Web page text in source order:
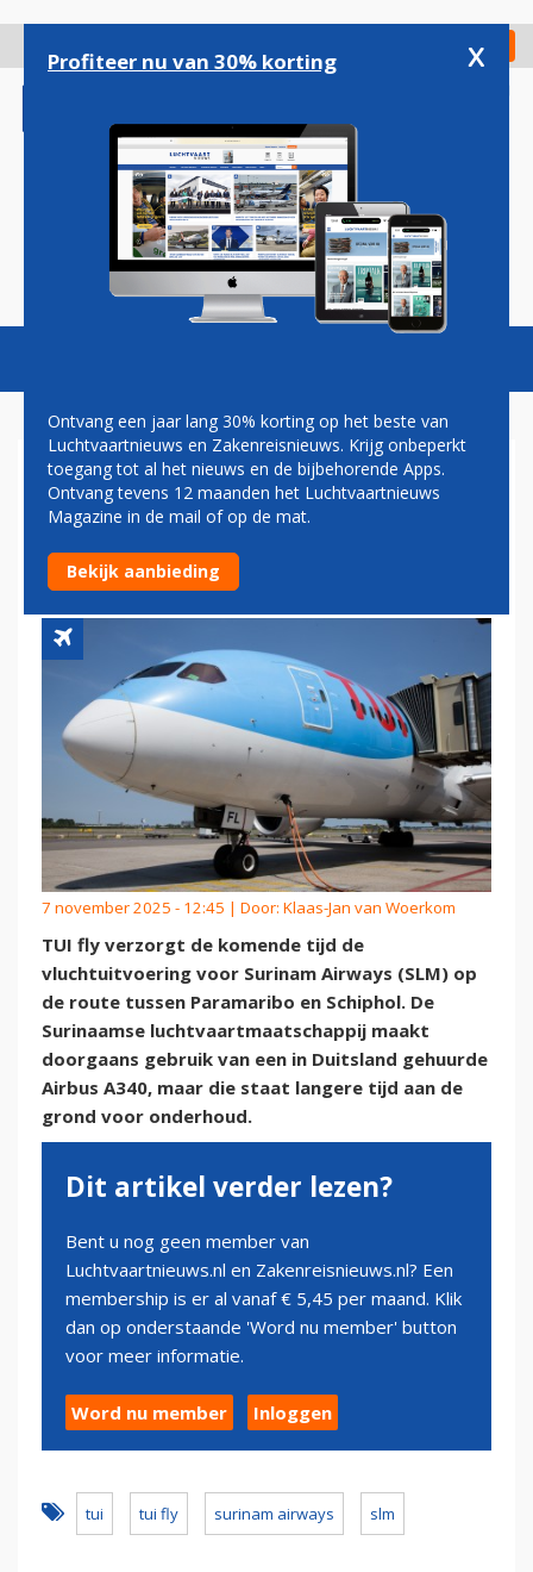
gaan
Check in
Magazine Podcasts Vacatures
SURINAM AIRWAYS HUURT
DREAMLINER BIJ TUI VOOR
VLUCHTEN NAAR SCHIPHOL
7 november 2025 - 12:45 | Door: Klaas-Jan van Woerkom
TUI fly verzorgt de komende tijd de
vluchtuitvoering voor Surinam Airways (SLM) op
de route tussen Paramaribo en Schiphol. De
Surinaamse luchtvaartmaatschappij maakt
doorgaans gebruik van een in Duitsland gehuurde
Airbus A340, maar die staat langere tijd aan de
grond voor onderhoud.
Dit artikel verder lezen?
Bent u nog geen member van
Luchtvaartnieuws.nl en Zakenreisnieuws.nl? Een
membership is er al vanaf € 5,45 per maand. Klik
dan op onderstaande 'Word nu member' button
voor meer informatie.
Word nu member Inloggen
tui tui fly surinam airways slm
Profiteer nu van 30% korting x
Ontvang een jaar lang 30% korting op het beste van
Luchtvaartnieuws en Zakenreisnieuws. Krijg onbeperkt
toegang tot al het nieuws en de bijbehorende Apps.
Ontvang tevens 12 maanden het Luchtvaartnieuws
Magazine in de mail of op de mat.
Bekijk aanbieding